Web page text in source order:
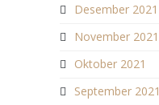
Desember 2021
November 2021
Oktober 2021
September 2021